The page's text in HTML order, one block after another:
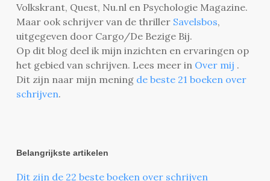
Volkskrant, Quest, Nu.nl en Psychologie Magazine.
Maar ook schrijver van de thriller Savelsbos,
uitgegeven door Cargo/De Bezige Bij.
Op dit blog deel ik mijn inzichten en ervaringen op
het gebied van schrijven. Lees meer in Over mij .
Dit zijn naar mijn mening de beste 21 boeken over
schrijven.
Belangrijkste artikelen
Dit zijn de 22 beste boeken over schrijven